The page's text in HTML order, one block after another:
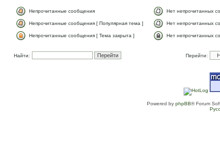
Непрочитанные сообщения Нет непрочитанных
Непрочитанные сообщения [ Популярная тема ] Нет непрочитанных
Непрочитанные сообщения [ Тема закрыта ] Нет непрочитанных
Найти: Перейти:
Powered by phpBB® Forum